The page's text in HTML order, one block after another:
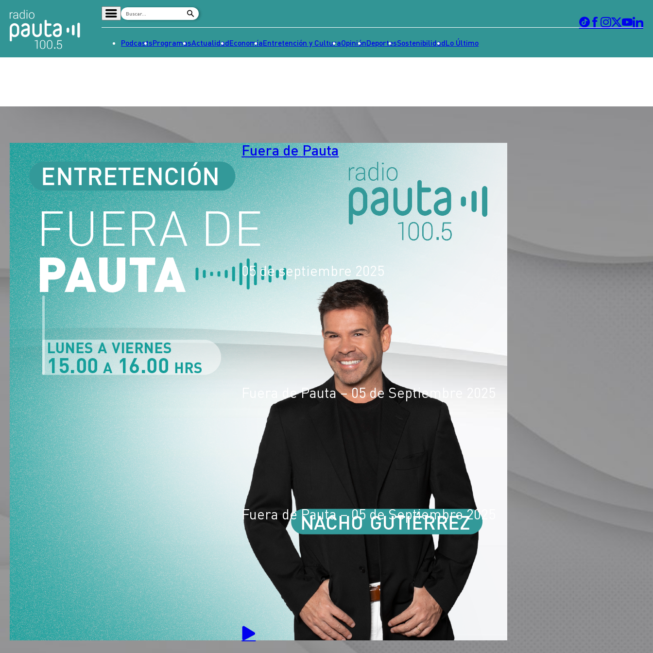
Señal 2
Dato en Pauta
Contenido Patrocinado
PodcastsProgramasActualidadEconomíaEntretención y CulturaOpiniónDeportesSostenibilidadLo Último
Fuera de Pauta
05 de septiembre 2025
Fuera de Pauta – 05 de Septiembre 2025
Fuera de Pauta – 05 de Septiembre 2025